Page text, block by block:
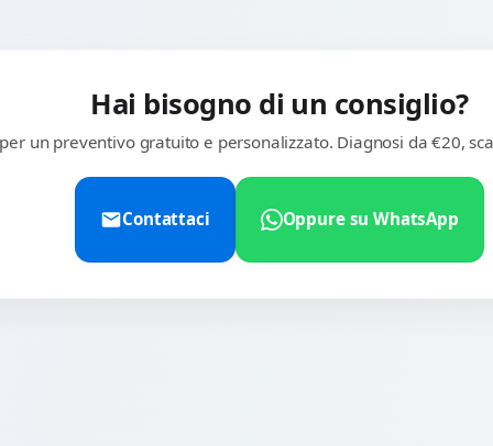
Hai bisogno di un consiglio?
un preventivo gratuito e personalizzato. Diagnosi da €20,
Contattaci Oppure su WhatsApp